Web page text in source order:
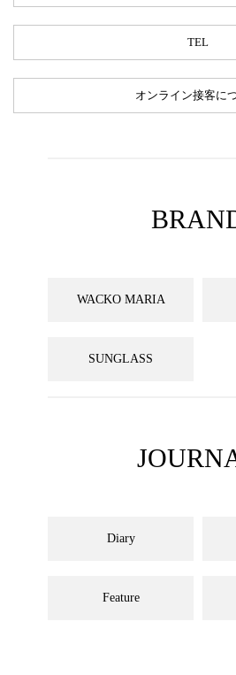
TEL
オンライン接客に
WACKO MARIA
SUNGLASS
Diary
Feature